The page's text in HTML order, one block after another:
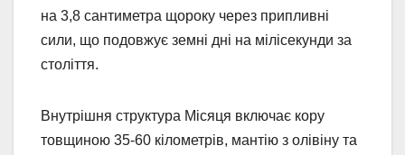
на 3,8 сантиметра щороку через припливні
сили, що подовжує земні дні на мілісекунди за
століття.
Внутрішня структура Місяця включає кору
товщиною 35-60 кілометрів, мантію з олівіну та